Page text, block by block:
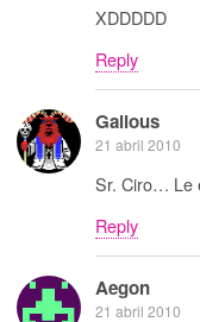
XDDDDD
Reply
Galious
21 abril 2010
Sr. Ciro… Le
Reply
Aegon
21 abril 2010